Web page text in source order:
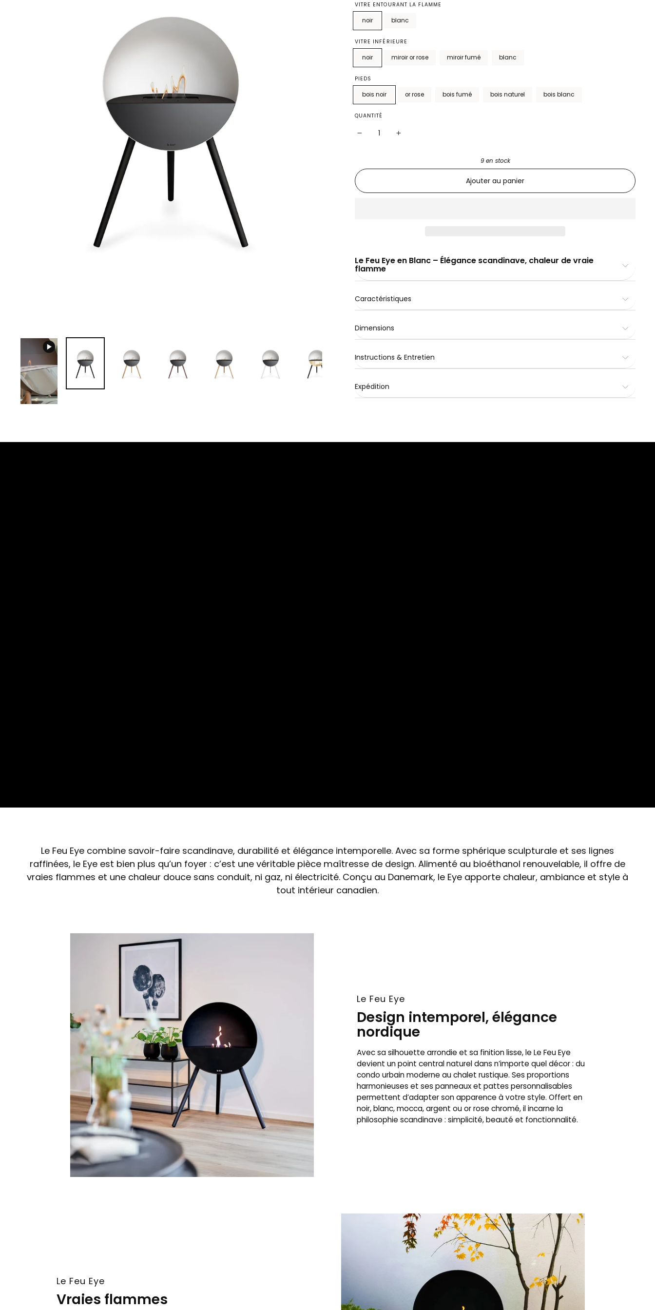
VITRE ENTOURANT LA FLAMME
noir blanc
VITRE INFÉRIEURE
noir miroir or rose miroir fumé blanc
PIEDS
bois noir or rose bois fumé bois naturel bois blanc
QUANTITÉ
9 en stock
Ajouter au panier
Le Feu Eye en Blanc – Élégance scandinave, chaleur de vraie
flamme
Caractéristiques
Dimensions
Instructions & Entretien
Expédition
Le Feu Eye combine savoir-faire scandinave, durabilité et élégance intemporelle. Avec sa forme sphérique sculpturale et ses lignes
raffinées, le Eye est bien plus qu’un foyer : c’est une véritable pièce maîtresse de design. Alimenté au bioéthanol renouvelable, il offre de
vraies flammes et une chaleur douce sans conduit, ni gaz, ni électricité. Conçu au Danemark, le Eye apporte chaleur, ambiance et style à
tout intérieur canadien.
Le Feu Eye
Design intemporel, élégance
nordique
Avec sa silhouette arrondie et sa finition lisse, le Le Feu Eye
devient un point central naturel dans n’importe quel décor : du
condo urbain moderne au chalet rustique. Ses proportions
harmonieuses et ses panneaux et pattes personnalisables
permettent d’adapter son apparence à votre style. Offert en
noir, blanc, mocca, argent ou or rose chromé, il incarne la
philosophie scandinave : simplicité, beauté et fonctionnalité.
Le Feu Eye
Vraies flammes